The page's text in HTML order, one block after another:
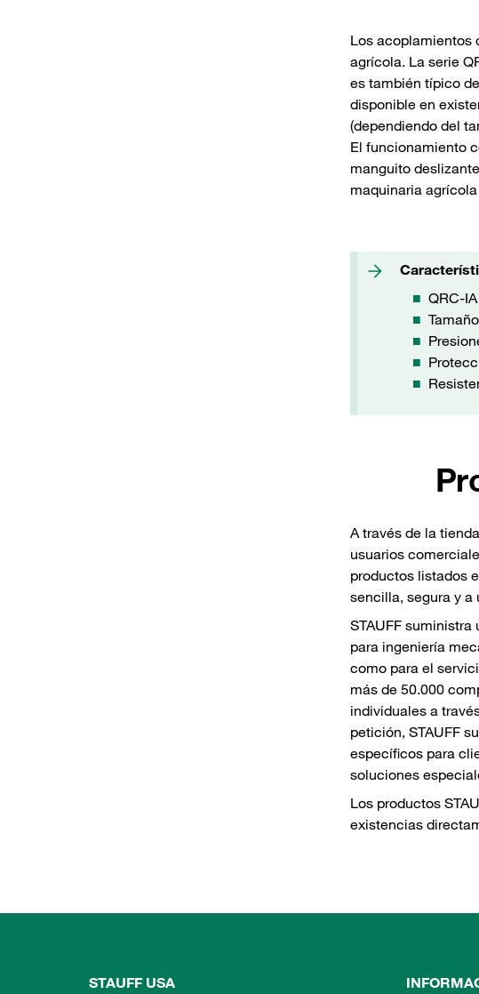
Los acoplamientos
agrícola. La serie
es también típico
disponible en
(dependiendo del
El funcionamiento
manguito
maquinaria
QRC-
A través de la
usuarios
productos listados
sencilla, segura y a
STAUFF
para ingeniería
como para el
más de 50.000
individuales a
petición, STAUFF
específicos para
soluciones
Los productos
existencias
STAUFF USA